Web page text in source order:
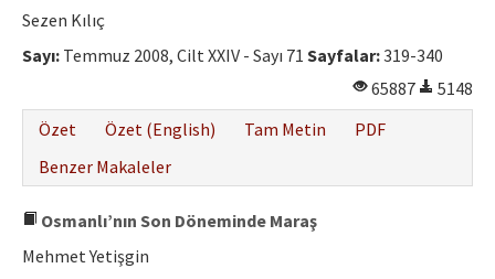
Sezen Kılıç
Sayı: Temmuz 2008, Cilt XXIV - Sayı 71 Sayfalar:319-340
65887
5148
Özet
Özet (English) Tam Metin
PDF
Benzer Makaleler
Osmanlı’nın Son Döneminde Maraş
Mehmet Yetişgin